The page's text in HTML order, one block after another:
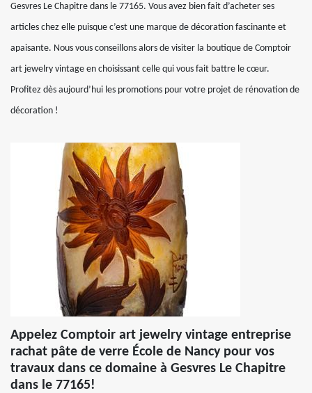
Gesvres Le Chapitre dans le 77165. Vous avez bien fait d’acheter ses
articles chez elle puisque c’est une marque de décoration fascinante et
apaisante. Nous vous conseillons alors de visiter la boutique de Comptoir
art jewelry vintage en choisissant celle qui vous fait battre le cœur.
Profitez dès aujourd’hui les promotions pour votre projet de rénovation de
décoration !
Appelez Comptoir art jewelry vintage entreprise
rachat pâte de verre École de Nancy pour vos
travaux dans ce domaine à Gesvres Le Chapitre
dans le 77165!